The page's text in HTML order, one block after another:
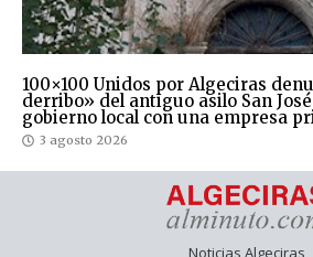
100×100 Unidos por Algeciras
derribo» del antiguo asilo San
gobierno local con una empresa
3 agosto 2026
Noticias Algeciras